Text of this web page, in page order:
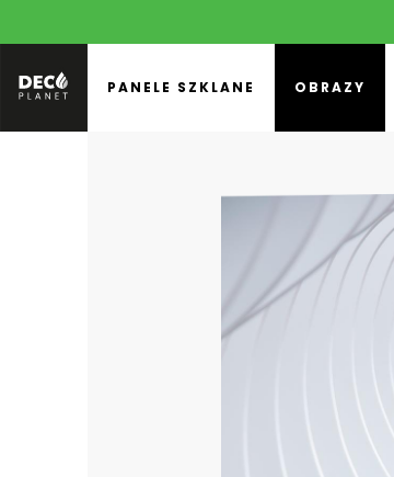
PANELE SZKLANE OBRAZY